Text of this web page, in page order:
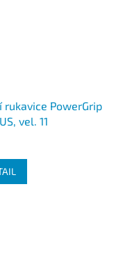
rukavice PowerGrip
vel. 11